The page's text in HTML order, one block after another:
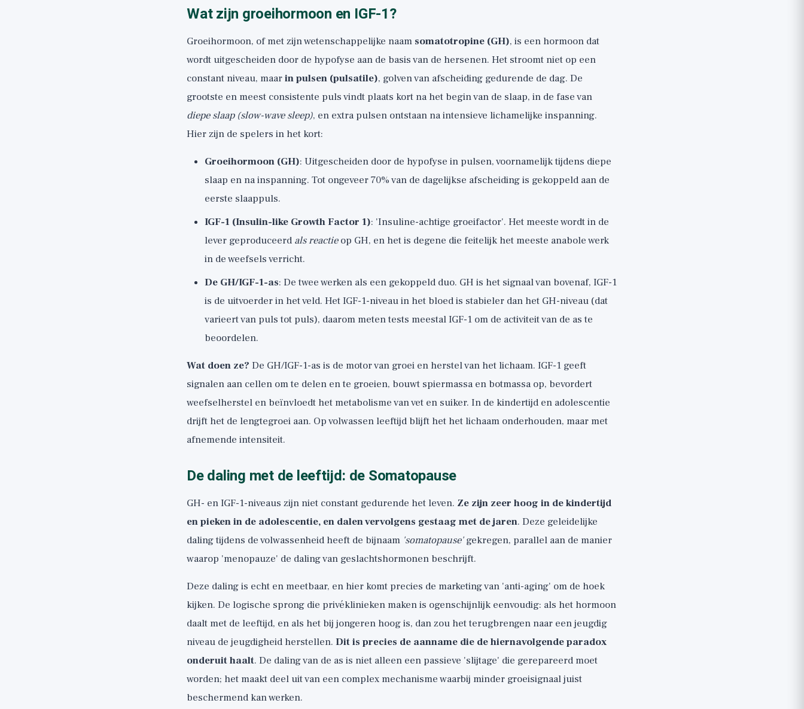
Wat zijn groeihormoon en IGF-1?
Groeihormoon, of met zijn wetenschappelijke naam somatotropine (GH), is een hormoon dat
wordt uitgescheiden door de hypofyse aan de basis van de hersenen. Het stroomt niet op een
constant niveau, maarin pulsen (pulsatile), golven van afscheiding gedurende de dag. De
grootste en meest consistente puls vindt plaats kort na het begin van de slaap, in de fase van
diepe slaap (slow-wave sleep), en extra pulsen ontstaan na intensieve lichamelijke inspanning.
Hier zijn de spelers in het kort:
Groeihormoon (GH): Uitgescheiden door de hypofyse in pulsen, voornamelijk tijdens diepe
slaap en na inspanning. Tot ongeveer 70% van de dagelijkse afscheiding is gekoppeld aan de
eerste slaappuls.
IGF-1 (Insulin-like Growth Factor 1): 'Insuline-achtige groeifactor'. Het meeste wordt in de
lever geproduceerd als reactieop GH, en het is degene die feitelijk het meeste anabole werk
in de weefsels verricht.
De GH/IGF-1-as: De twee werken als een gekoppeld duo. GH is het signaal van bovenaf, IGF-1
is de uitvoerder in het veld. Het IGF-1-niveau in het bloed is stabieler dan het GH-niveau (dat
varieert van puls tot puls), daarom meten tests meestal IGF-1 om de activiteit van de as te
beoordelen.
Wat doen ze? De GH/IGF-1-as is de motor van groei en herstel van het lichaam. IGF-1 geeft
signalen aan cellen om te delen en te groeien, bouwt spiermassa en botmassa op, bevordert
weefselherstel en beïnvloedt het metabolisme van vet en suiker. In de kindertijd en adolescentie
drijft het de lengtegroei aan. Op volwassen leeftijd blijft het het lichaam onderhouden, maar met
afnemende intensiteit.
De daling met de leeftijd: de Somatopause
GH- en IGF-1-niveaus zijn niet constant gedurende het leven. Ze zijn zeer hoog in de kindertijd
en pieken in de adolescentie, en dalen vervolgens gestaag met de jaren. Deze geleidelijke
daling tijdens de volwassenheid heeft de bijnaam 'somatopause'gekregen, parallel aan de manier
waarop 'menopauze' de daling van geslachtshormonen beschrijft.
Deze daling is echt en meetbaar, en hier komt precies de marketing van 'anti-aging' om de hoek
kijken. De logische sprong die privéklinieken maken is ogenschijnlijk eenvoudig: als het hormoon
daalt met de leeftijd, en als het bij jongeren hoog is, dan zou het terugbrengen naar een jeugdig
niveau de jeugdigheid herstellen. Dit is precies de aanname die de hiernavolgende paradox
onderuit haalt. De daling van de as is niet alleen een passieve 'slijtage' die gerepareerd moet
worden; het maakt deel uit van een complex mechanisme waarbij minder groeisignaal juist
beschermend kan werken.